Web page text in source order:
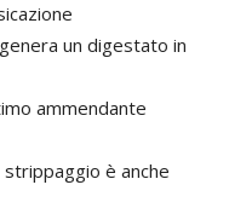
un digestato in
ammendante
è anche